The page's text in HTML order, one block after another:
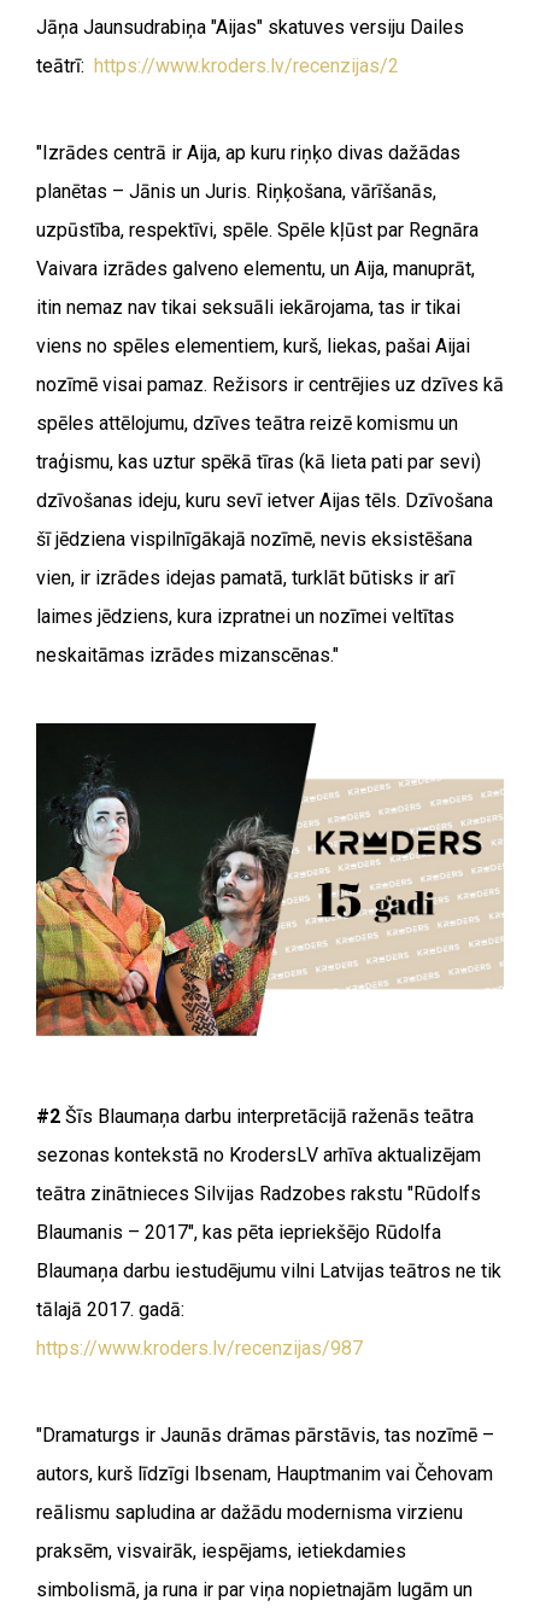
Jāņa Jaunsudrabiņa "Aijas" skatuves versiju Dailes
teātrī: https://www.kroders.lv/recenzijas/2
"Izrādes centrā ir Aija, ap kuru riņķo divas dažādas
planētas – Jānis un Juris. Riņķošana, vārīšanās,
uzpūstība, respektīvi, spēle. Spēle kļūst par Regnāra
Vaivara izrādes galveno elementu, un Aija, manuprāt,
itin nemaz nav tikai seksuāli iekārojama, tas ir tikai
viens no spēles elementiem, kurš, liekas, pašai Aijai
nozīmē visai pamaz. Režisors ir centrējies uz dzīves kā
spēles attēlojumu, dzīves teātra reizē komismu un
traģismu, kas uztur spēkā tīras (kā lieta pati par sevi)
dzīvošanas ideju, kuru sevī ietver Aijas tēls. Dzīvošana
šī jēdziena vispilnīgākajā nozīmē, nevis eksistēšana
vien, ir izrādes idejas pamatā, turklāt būtisks ir arī
laimes jēdziens, kura izpratnei un nozīmei veltītas
neskaitāmas izrādes mizanscēnas."
#2 Šīs Blaumaņa darbu interpretācijā raženās teātra
sezonas kontekstā no KrodersLV arhīva aktualizējam
teātra zinātnieces Silvijas Radzobes rakstu "Rūdolfs
Blaumanis – 2017", kas pēta iepriekšējo Rūdolfa
Blaumaņa darbu iestudējumu vilni Latvijas teātros ne tik
tālajā 2017. gadā:
https://www.kroders.lv/recenzijas/987
"Dramaturgs ir Jaunās drāmas pārstāvis, tas nozīmē –
autors, kurš līdzīgi Ibsenam, Hauptmanim vai Čehovam
reālismu sapludina ar dažādu modernisma virzienu
praksēm, visvairāk, iespējams, ietiekdamies
simbolismā, ja runa ir par viņa nopietnajām lugām un